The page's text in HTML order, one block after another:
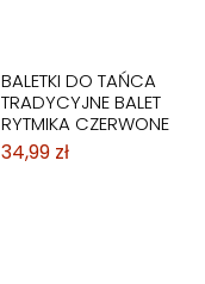
BALETKI DO TAŃCA
TRADYCYJNE BALET
RYTMIKA CZERWONE
34,99 zł